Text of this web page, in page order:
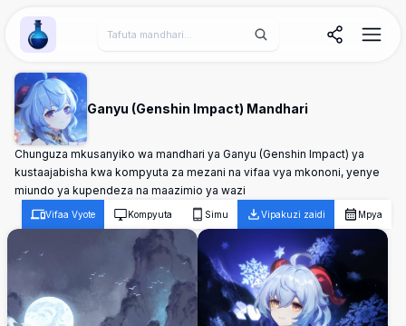
Wallpaper Alchemy
Ganyu (Genshin Impact) Mandhari
Chunguza mkusanyiko wa mandhari ya Ganyu (Genshin Impact) ya
kustaajabisha kwa kompyuta za mezani na vifaa vya mkononi, yenye
miundo ya kupendeza na maazimio ya wazi
Vifaa Vyote Kompyuta Simu Vipakuzi zaidi Mpya